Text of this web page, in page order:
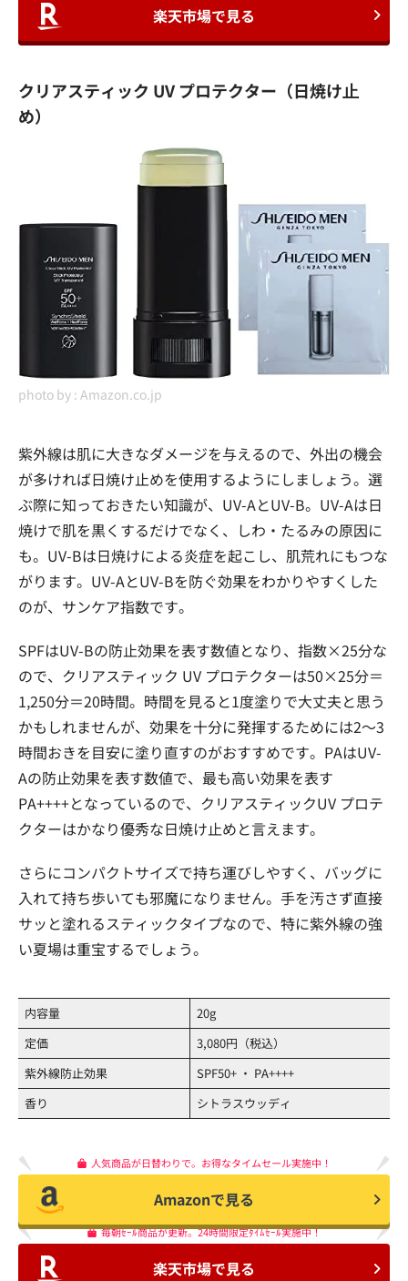
楽天市場で見る
クリアスティック UV プロテクター（日焼け⽌
め）
photo by : Amazon.co.jp
紫外線は肌に大きなダメージを与えるので、外出の機会
が多ければ日焼け止めを使用するようにしましょう。選
ぶ際に知っておきたい知識が、UV-AとUV-B。UV-Aは日
焼けで肌を黒くするだけでなく、しわ・たるみの原因に
も。UV-Bは日焼けによる炎症を起こし、肌荒れにもつな
がります。UV-AとUV-Bを防ぐ効果をわかりやすくした
のが、サンケア指数です。
SPFはUV-Bの防止効果を表す数値となり、指数×25分な
ので、クリアスティック UV プロテクターは50×25分＝
1,250分＝20時間。時間を見ると1度塗りで大丈夫と思う
かもしれませんが、効果を十分に発揮するためには2〜3
時間おきを目安に塗り直すのがおすすめです。PAはUV-
Aの防止効果を表す数値で、最も高い効果を表す
PA++++となっているので、クリアスティックUV プロテ
クターはかなり優秀な日焼け止めと言えます。
さらにコンパクトサイズで持ち運びしやすく、バッグに
入れて持ち歩いても邪魔になりません。手を汚さず直接
サッと塗れるスティックタイプなので、特に紫外線の強
い夏場は重宝するでしょう。
内容量
20g
定価
3,080円（税込）
紫外線防止効果
SPF50+ ・ PA++++
香り
シトラスウッディ
人気商品が日替わりで。お得なタイムセール実施中！
Amazonで見る
毎朝ｾｰﾙ商品が更新。24時間限定ﾀｲﾑｾｰﾙ実施中！
楽天市場で見る